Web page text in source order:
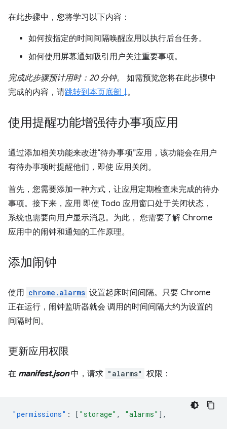
在此步骤中，您将学习以下内容：
如何按指定的时间间隔唤醒应用以执行后台任务。
如何使用屏幕通知吸引用户关注重要事项。
完成此步骤预计用时：20 分钟。
如需预览您将在此步骤中
完成的内容，请跳转到本页底部 ↓。
使用提醒功能增强待办事项应用
通过添加相关功能来改进“待办事项”应用，该功能会在用户
有待办事项时提醒他们，即使 应用关闭。
首先，您需要添加一种方式，让应用定期检查未完成的待办
事项。接下来，应用 即使 Todo 应用窗口处于关闭状态，
系统也需要向用户显示消息。为此， 您需要了解 Chrome
应用中的闹钟和通知的工作原理。
添加闹钟
使用 chrome.alarms 设置起床时间间隔。只要 Chrome
正在运行，闹钟监听器就会 调用的时间间隔大约为设置的
间隔时间。
更新应用权限
在 manifest.json中，请求 "alarms" 权限：
"permissions" : [ "storage" , "alarms" ],